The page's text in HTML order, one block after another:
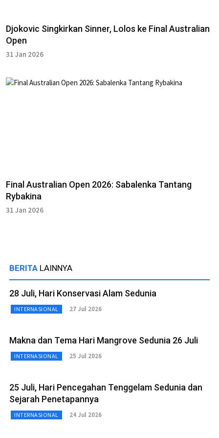
Djokovic Singkirkan Sinner, Lolos ke Final Australian
Open
31 Jan 2026
Final Australian Open 2026: Sabalenka Tantang
Rybakina
31 Jan 2026
BERITA LAINNYA
28 Juli, Hari Konservasi Alam Sedunia
INTERNASIONAL 27 Jul 2026
Makna dan Tema Hari Mangrove Sedunia 26 Juli
INTERNASIONAL 25 Jul 2026
25 Juli, Hari Pencegahan Tenggelam Sedunia dan
Sejarah Penetapannya
INTERNASIONAL 24 Jul 2026